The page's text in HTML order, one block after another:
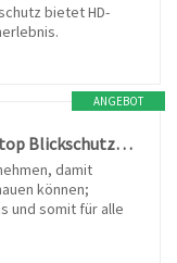
bietet HD-
ANGEBOT
Trust Primo 15.6 Zoll Laptop Blickschutzfilter, 60° Blickwinkel
damit
können;
und somit für alle